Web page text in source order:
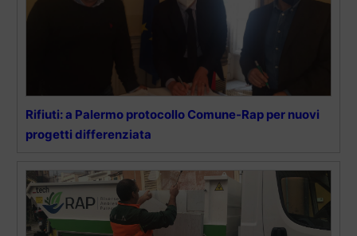
Rifiuti: a Palermo protocollo Comune-Rap per nuovi
progetti differenziata